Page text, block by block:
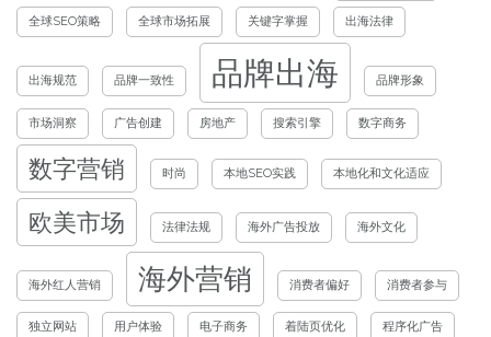
全球SEO策略 全球市场拓展 关键字掌握 出海法律
出海规范 品牌一致性 品牌出海 品牌形象
市场洞察 广告创建 房地产 搜索引擎 数字商务
数字营销 时尚 本地SEO实践 本地化和文化适应
欧美市场 法律法规 海外广告投放 海外文化
海外红人营销 海外营销 消费者偏好 消费者参与
独立网站 用户体验 电子商务 着陆页优化 程序化广告